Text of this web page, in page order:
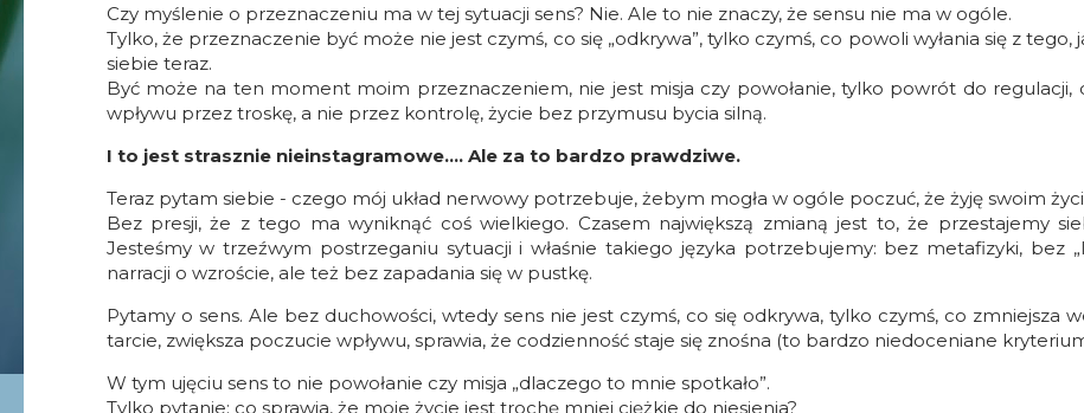
Czy myślenie o przeznaczeniu ma w tej sytuacji sens? Nie. Ale to nie znaczy, że sensu nie ma w ogóle.
Tylko, że przeznaczenie być może nie jest czymś, co się „odkrywa”, tylko czymś, co powoli wyłania się z tego,
siebie teraz.
Być może na ten moment moim przeznaczeniem, nie jest misja czy powołanie, tylko powrót do regulacji,
wpływu przez troskę, a nie przez kontrolę, życie bez przymusu bycia silną.
I to jest strasznie nieinstagramowe…. Ale za to bardzo prawdziwe.
Teraz pytam siebie - czego mój układ nerwowy potrzebuje, żebym mogła w ogóle poczuć, że żyję swoim
Bez presji, że z tego ma wyniknąć coś wielkiego. Czasem największą zmianą jest to, że przestajemy
Jesteśmy w trzeźwym postrzeganiu sytuacji i właśnie takiego języka potrzebujemy: bez metafizyki, bez
narracji o wzroście, ale też bez zapadania się w pustkę.
Pytamy o sens. Ale bez duchowości, wtedy sens nie jest czymś, co się odkrywa, tylko czymś, co zmniejsza
tarcie, zwiększa poczucie wpływu, sprawia, że codzienność staje się znośna (to bardzo niedoceniane
W tym ujęciu sens to nie powołanie czy misja „dlaczego to mnie spotkało”.
Tylko pytanie: co sprawia, że moje życie jest trochę mniej ciężkie do niesienia?